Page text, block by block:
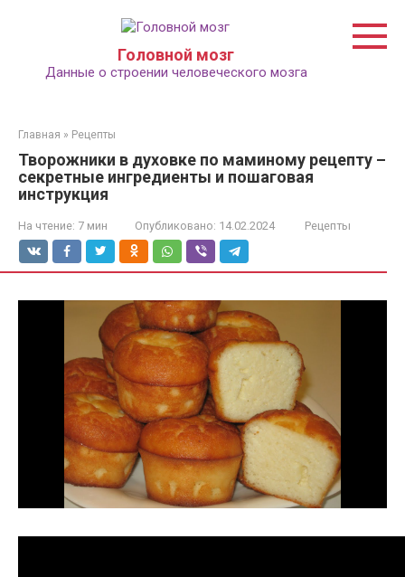
Головной мозг
Данные о строении человеческого мозга
Главная » Рецепты
Творожники в духовке по маминому рецепту –
секретные ингредиенты и пошаговая
инструкция
На чтение: 7 мин Опубликовано: 14.02.2024 Рецепты